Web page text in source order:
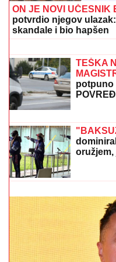
Kuća u
i četiri
je sve
tvrdi da
MIRU"
koštane
ON JE NOVI UČESNIK
potvrdio njegov